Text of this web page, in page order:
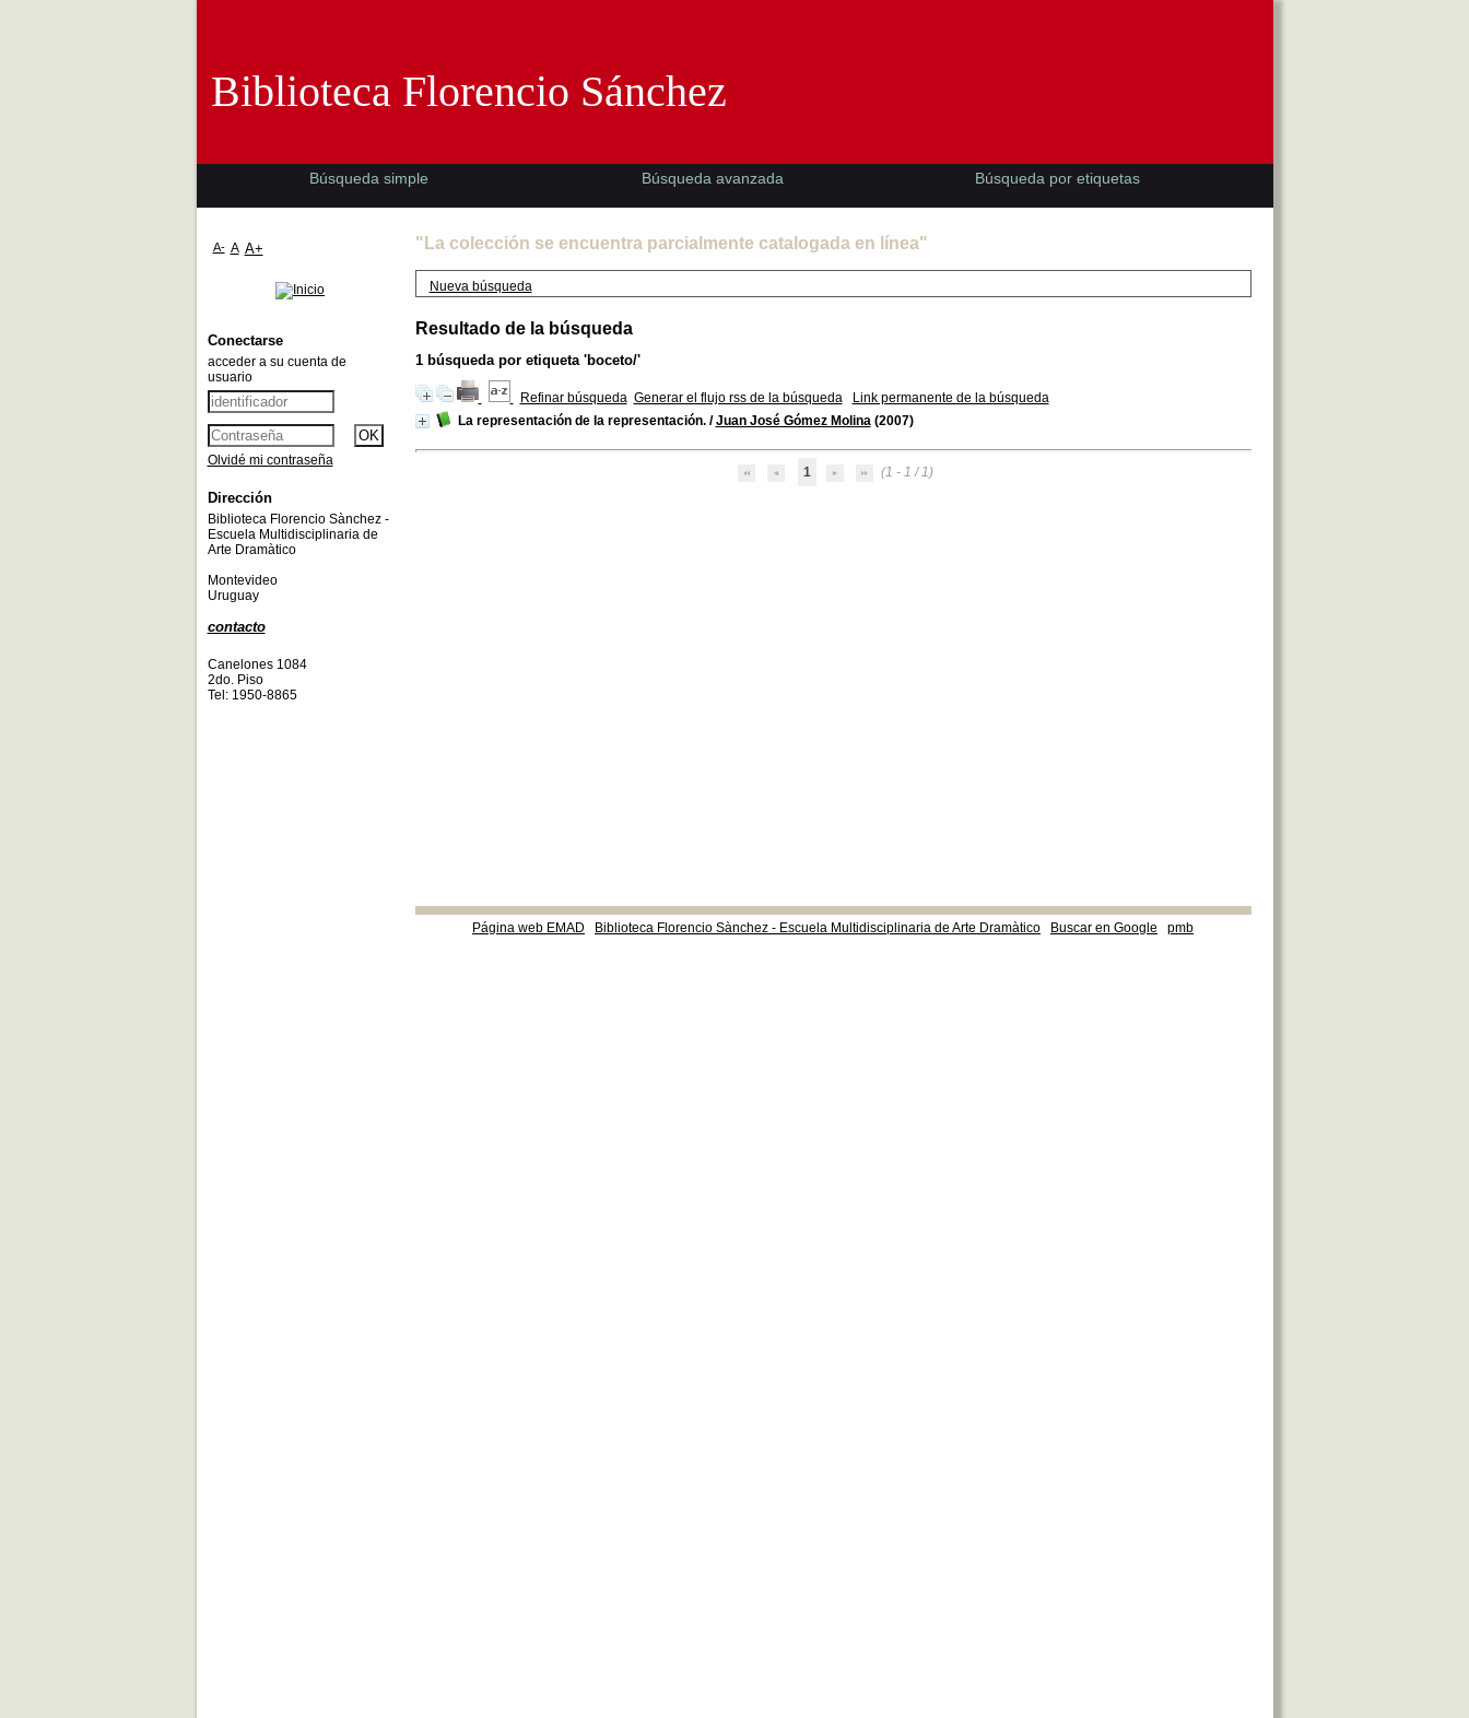
"La colección se encuentra parcialmente catalogada en línea"
Nueva búsqueda
Resultado de la búsqueda
1búsqueda por etiqueta 'boceto/'
Refinar búsqueda Generar el flujo rss de la búsqueda
Link permanente de la búsqueda
La representación de la representación./Juan José Gómez Molina(2007)
1 (1 - 1 / 1)
Página web EMAD Biblioteca Florencio Sànchez - Escuela Multidisciplinaria de Arte Dramàtico Buscar en Google pmb
Biblioteca Florencio Sánchez
Búsqueda simple Búsqueda avanzada Búsqueda por etiquetas
A- A A+
Conectarse
acceder a su cuenta de
usuario
Olvidé mi contraseña
Dirección
Biblioteca Florencio Sànchez -
Escuela Multidisciplinaria de
Arte Dramàtico
Montevideo
Uruguay
contacto
Canelones 1084
2do. Piso
Tel: 1950-8865